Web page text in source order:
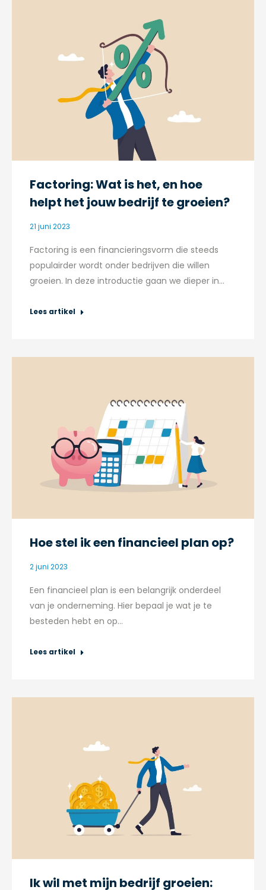
Factoring: Wat is het, en hoe
helpt het jouw bedrijf te groeien?
21 juni 2023
Factoring is een financieringsvorm die steeds
populairder wordt onder bedrijven die willen
groeien. In deze introductie gaan we dieper in…
Lees artikel
Hoe stel ik een financieel plan op?
2 juni 2023
Een financieel plan is een belangrijk onderdeel
van je onderneming. Hier bepaal je wat je te
besteden hebt en op…
Lees artikel
Ik wil met mijn bedrijf groeien: